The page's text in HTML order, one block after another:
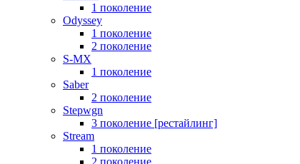
1 поколение
Odyssey
1 поколение
2 поколение
S-MX
1 поколение
Saber
2 поколение
Stepwgn
3 поколение [рестайлинг]
Stream
1 поколение
2 поколение